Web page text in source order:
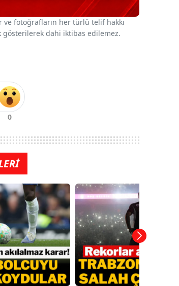
ve fotoğrafların her türlü telif hakkı
gösterilerek dahi iktibas edilemez.